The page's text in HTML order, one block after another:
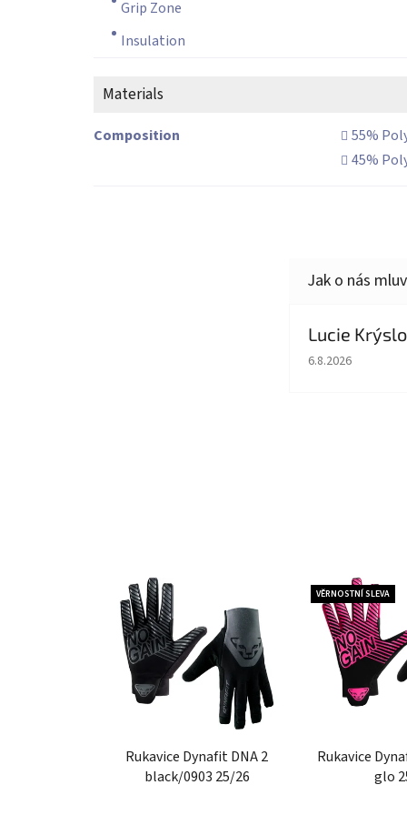
Grip Zone
Insulation
Materials
Composition
55%
45%
Lucie
Hodnocení
6.8.2026
Rukavice Dynafit DNA 2
black/0903 25/26
VĚRNOSTNÍ SLEVA
Rukavice
glo